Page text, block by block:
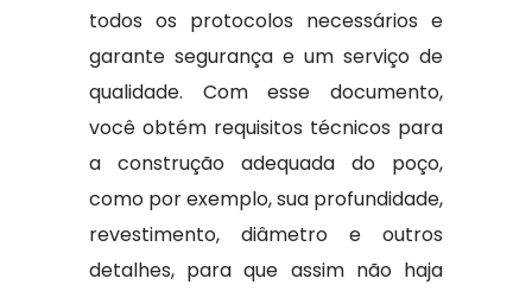
todos os protocolos necessários e
garante segurança e um serviço de
qualidade. Com esse documento,
você obtém requisitos técnicos para
a construção adequada do poço,
como por exemplo, sua profundidade,
revestimento, diâmetro e outros
detalhes, para que assim não haja